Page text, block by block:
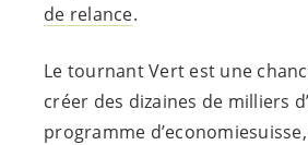
de relance.
Le tournant Vert est une
créer des dizaines de milliers
programme